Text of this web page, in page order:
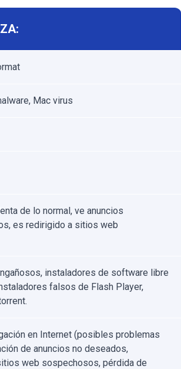
Mac virus
de lo normal, ve anuncios
es redirigido a sitios web
instaladores de software libre
falsos de Flash Player,
en Internet (posibles problemas
de anuncios no deseados,
web sospechosos, pérdida de